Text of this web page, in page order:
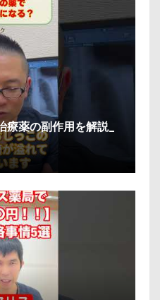
薬の副作用を解説_